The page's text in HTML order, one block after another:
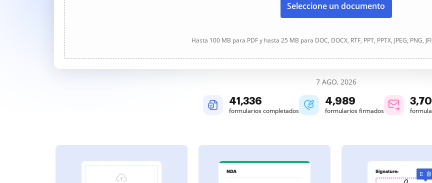
Seleccione un documento
Hasta 100 MB para PDF y hasta 25 MB para DOC, DOCX, RTF, PPT, PPTX, JPEG, PNG,
7 AGO, 2026
41,337
formularios completados
4,990
formularios firmados